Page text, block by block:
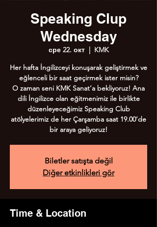
Speaking Clup
Wednesday
сре 22. окт
  |
KMK
Her hafta İngilizceyi konuşarak geliştirmek ve
eğlenceli bir saat geçirmek ister misin?
O zaman seni KMK Sanat’a bekliyoruz! Ana
dili İngilizce olan eğitmenimiz ile birlikte
düzenleyeceğimiz Speaking Club
atölyelerimiz de her Çarşamba saat 19.00’de
Biletler satışta değil
Diğer etkinlikleri gör
Time & Location